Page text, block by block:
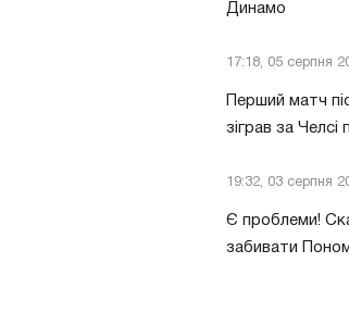
Динамо
17:18, 05 серпня
Перший матч
зіграв за
19:32, 03 серпня
Є проблеми!
забивати